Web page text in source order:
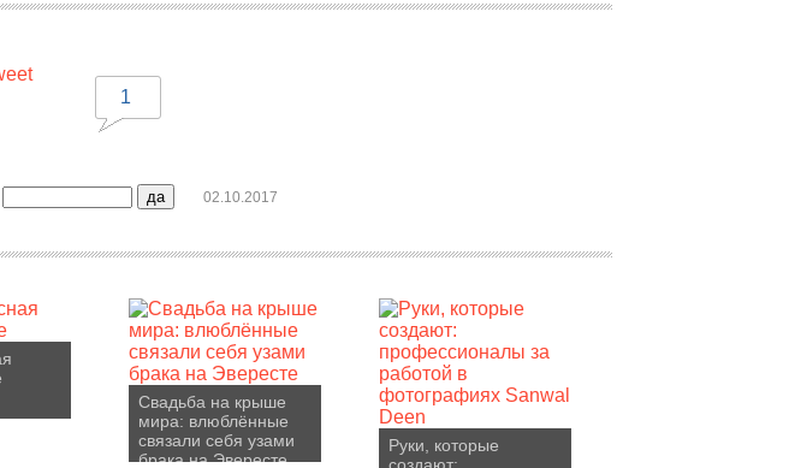
1
02.10.2017
Свадьба на крыше
мира: влюблённые
связали себя узами
брака на Эвересте
Руки, которые